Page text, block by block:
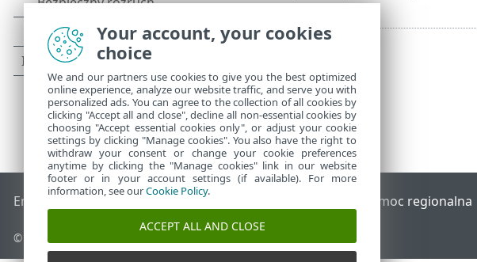
End of Life Baza wiedzy ESET Forum ESET Pomoc regionalna
© 1992 - 2026 ESET, spol. s r.o. – Wszelkie prawa zastrzeżone.
Your account, your cookies
choice
We and our partners use cookies to give you the best optimized
online experience, analyze our website traffic, and serve you with
personalized ads. You can agree to the collection of all cookies by
clicking "Accept all and close", decline all non-essential cookies by
choosing "Accept essential cookies only", or adjust your cookie
settings by clicking "Manage cookies". You also have the right to
withdraw your consent or change your cookie preferences
anytime by clicking the "Manage cookies" link in our website
footer or in your account settings (if available). For more
information, see ourCookie Policy.
ACCEPT ALL AND CLOSE